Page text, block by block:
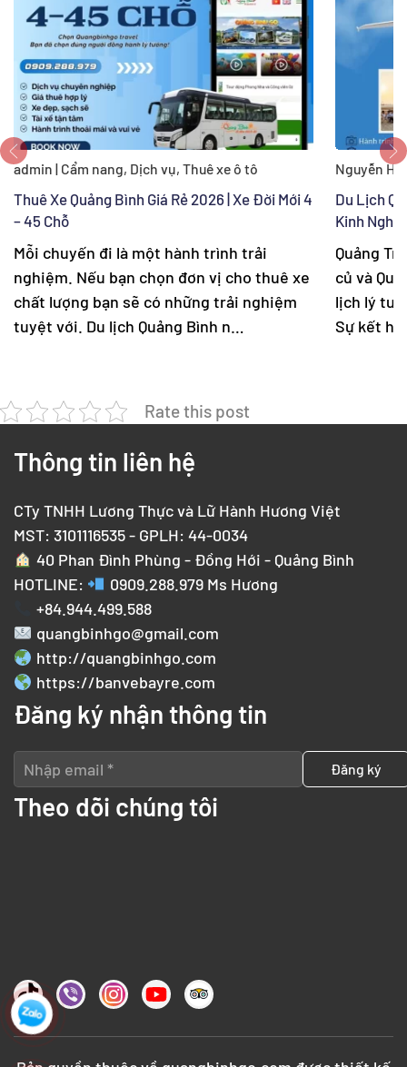
admin | Cẩm nang, Dịch vụ, Thuê xe ô tô
Thuê Xe Quảng Bình Giá Rẻ 2026 | Xe Đời Mới 4
– 45 Chỗ
Mỗi chuyến đi là một hành trình trải
nghiệm. Nếu bạn chọn đơn vị cho thuê xe
chất lượng bạn sẽ có những trải nghiệm
tuyệt với. Du lịch Quảng Bình n…
Nguyễn
Du Lịch
Kinh
Quảng
củ và
lịch lý
Sự kết
Rate this post
Thông tin liên hệ
CTy TNHH Lương Thực và Lữ Hành Hương Việt
MST: 3101116535 - GPLH: 44-0034
40 Phan Đình Phùng - Đồng Hới - Quảng Bình
HOTLINE:
0909.288.979Ms Hương
+84.944.499.588
quangbinhgo@gmail.com
http://quangbinhgo.com
https://banvebayre.com
Đăng ký nhận thông tin
Theo dõi chúng tôi